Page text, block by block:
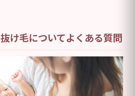
け毛についてよくある質問